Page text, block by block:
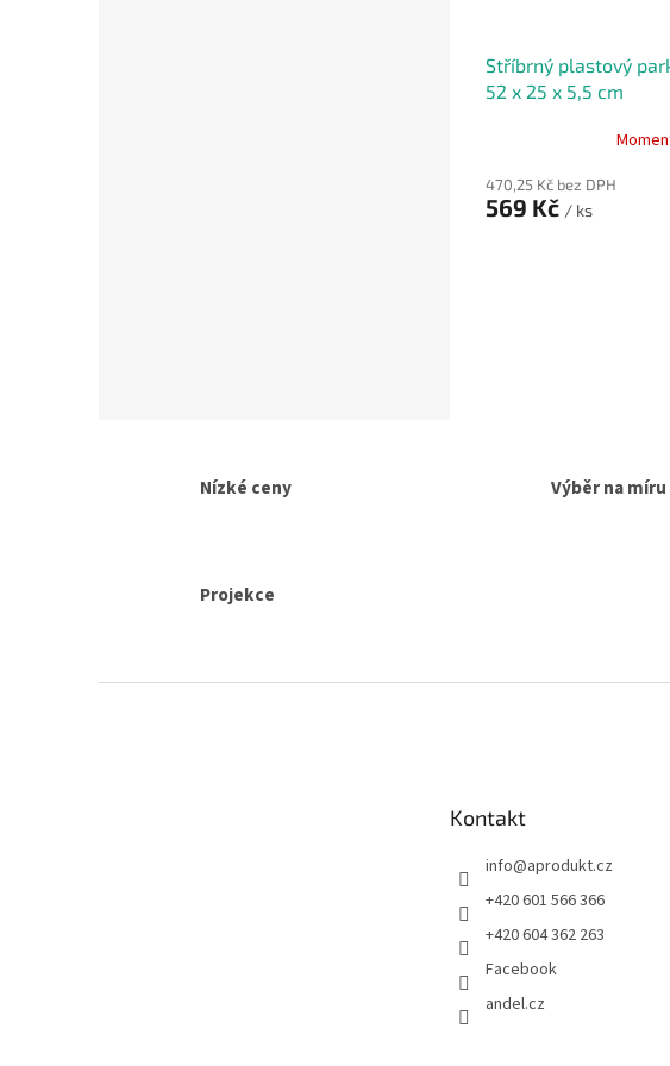
Stříbrný plastový
52 x 25 x 5,5 cm
470,25 Kč bez DPH
569 Kč / ks
Nízké ceny Výběr na míru
Projekce
Kontakt
info@aprodukt.cz
+420 601 566 366
+420 604 362 263
Facebook
andel.cz